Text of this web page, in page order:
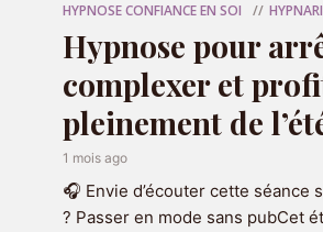
HYPNOSE CONFIANCE EN SOI
Hypnose pour
complexer et
pleinement de
1 mois ago
🎧 Envie d’écouter cette séance
? Passer en mode sans pubCet